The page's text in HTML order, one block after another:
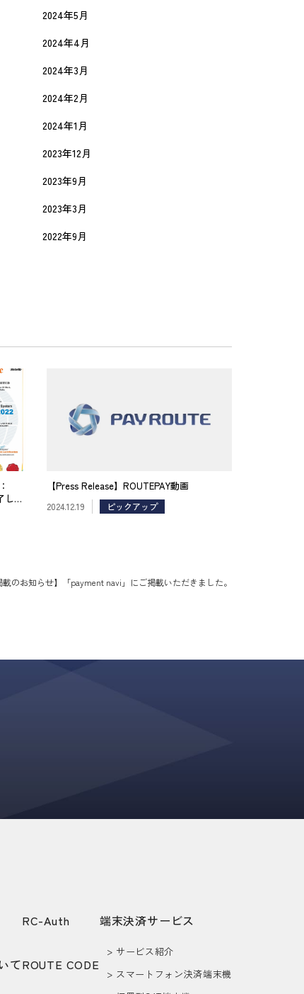
2024年5月
2024年4月
2024年3月
2024年2月
2024年1月
2023年12月
2023年9月
2023年3月
2022年9月
しま
【Press Release】ROUTEPAY動画
2024.12.19 ピックアップ
載のお知らせ】「payment navi」にご掲載いただきました。
て
RC-Auth
ROUTE CODE
端末決済サービス
> サービス紹介
> スマートフォン決済端末機